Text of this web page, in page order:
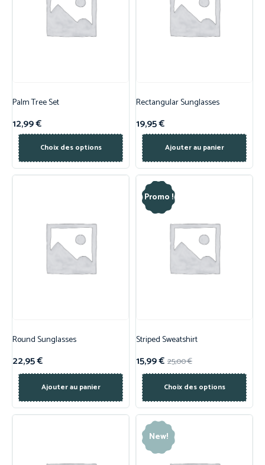
Palm Tree Set
12,99€
Choix des options
Rectangular Sunglasses
19,95€
Ajouter au panier
Round Sunglasses
22,95€
Ajouter au panier
Promo !
Striped Sweatshirt
25,00€
15,99€
Choix des options
New!